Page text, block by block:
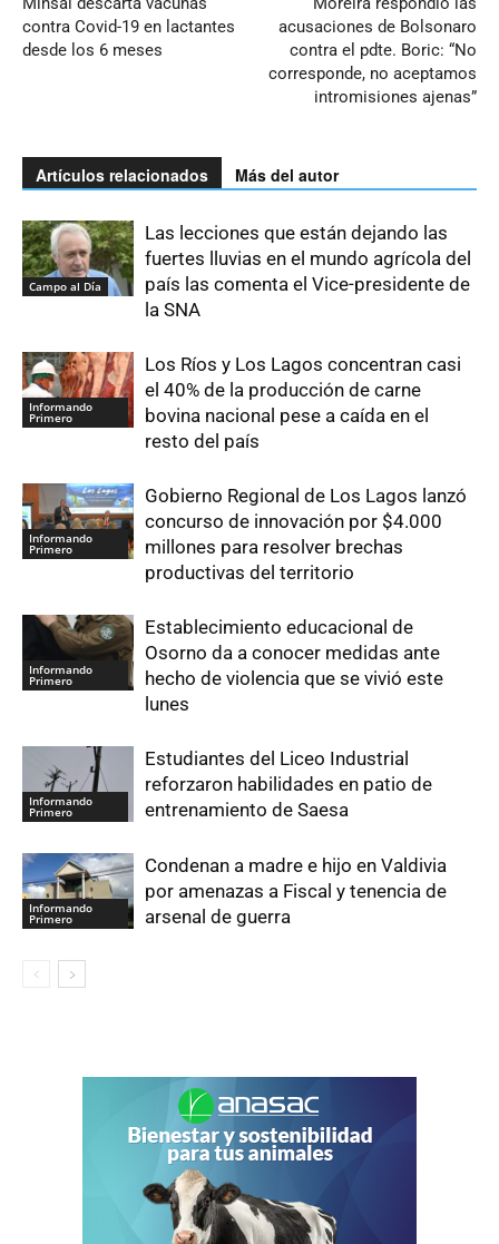
contra Covid-19 en lactantes
desde los 6 meses
acusaciones de Bolsonaro
contra el pdte. Boric: “No
corresponde, no aceptamos
intromisiones ajenas”
Artículos relacionados Más del autor
Campo al Día
Las lecciones que están dejando las
fuertes lluvias en el mundo agrícola del
país las comenta el Vice-presidente de
la SNA
Informando
Primero
Los Ríos y Los Lagos concentran casi
el 40% de la producción de carne
bovina nacional pese a caída en el
resto del país
Informando
Primero
Gobierno Regional de Los Lagos lanzó
concurso de innovación por $4.000
millones para resolver brechas
productivas del territorio
Informando
Primero
Establecimiento educacional de
Osorno da a conocer medidas ante
hecho de violencia que se vivió este
lunes
Informando
Primero
Estudiantes del Liceo Industrial
reforzaron habilidades en patio de
entrenamiento de Saesa
Informando
Primero
Condenan a madre e hijo en Valdivia
por amenazas a Fiscal y tenencia de
arsenal de guerra